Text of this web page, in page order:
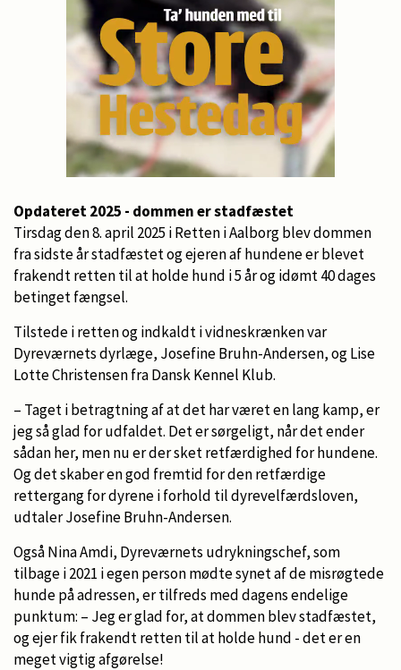
Opdateret 2025 - dommen er stadfæstet
Tirsdag den 8. april 2025 i Retten i Aalborg blev dommen
fra sidste år stadfæstet og ejeren af hundene er blevet
frakendt retten til at holde hund i 5 år og idømt 40 dages
betinget fængsel.
Tilstede i retten og indkaldt i vidneskrænken var
Dyreværnets dyrlæge, Josefine Bruhn-Andersen, og Lise
Lotte Christensen fra Dansk Kennel Klub.
– Taget i betragtning af at det har været en lang kamp, er
jeg så glad for udfaldet. Det er sørgeligt, når det ender
sådan her, men nu er der sket retfærdighed for hundene.
Og det skaber en god fremtid for den retfærdige
rettergang for dyrene i forhold til dyrevelfærdsloven,
udtaler Josefine Bruhn-Andersen.
Også Nina Amdi, Dyreværnets udrykningschef, som
tilbage i 2021 i egen person mødte synet af de misrøgtede
hunde på adressen, er tilfreds med dagens endelige
punktum: – Jeg er glad for, at dommen blev stadfæstet,
og ejer fik frakendt retten til at holde hund - det er en
meget vigtig afgørelse!